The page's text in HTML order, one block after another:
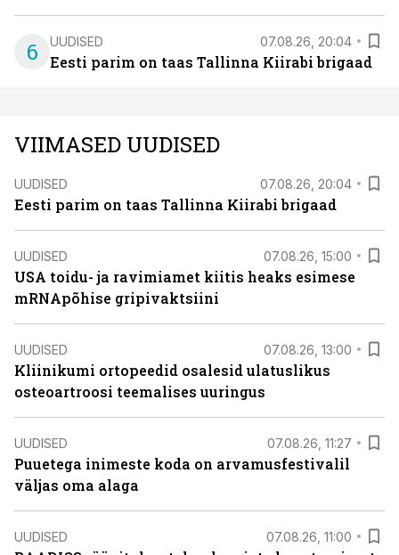
6 UUDISED 07.08.26, 20:04
Eesti parim on taas Tallinna Kiirabi brigaad
VIIMASED UUDISED
UUDISED 07.08.26, 20:04
Eesti parim on taas Tallinna Kiirabi brigaad
UUDISED 07.08.26, 15:00
USA toidu- ja ravimiamet kiitis heaks esimese
mRNApõhise gripivaktsiini
UUDISED 07.08.26, 13:00
Kliinikumi ortopeedid osalesid ulatuslikus
osteoartroosi teemalises uuringus
UUDISED 07.08.26, 11:27
Puuetega inimeste koda on arvamusfestivalil
väljas oma alaga
UUDISED 07.08.26, 11:00